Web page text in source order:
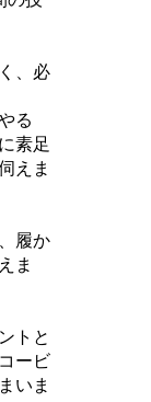
、必
る
素足
えま
履か
ま
トと
ービ
いま